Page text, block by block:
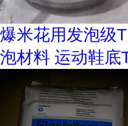
爆米花用发泡级
泡材料 运动鞋底